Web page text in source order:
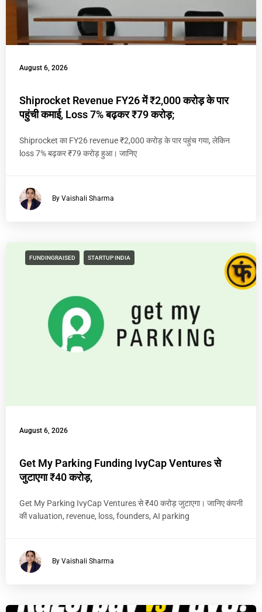
August 6, 2026
Shiprocket Revenue FY26 में ₹2,000 करोड़ के पार
पहुंची कमाई, Loss 7% बढ़कर ₹79 करोड़;
Shiprocket का FY26 revenue ₹2,000 करोड़ के पार पहुंच गया, लेकिन
loss 7% बढ़कर ₹79 करोड़ हुआ। जानिए
By Vaishali Sharma
FUNDINGRAISED STARTUP INDIA
August 6, 2026
Get My Parking Funding IvyCap Ventures से
जुटाएगा ₹40 करोड़,
Get My Parking IvyCap Ventures से ₹40 करोड़ जुटाएगा। जानिए कंपनी
की valuation, revenue, loss, founders, AI parking
By Vaishali Sharma